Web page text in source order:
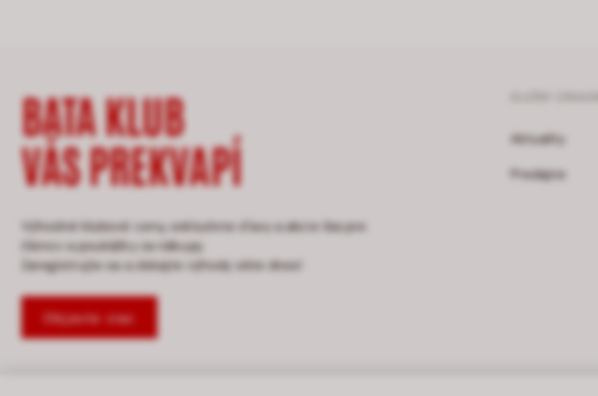
BATA KLUB
VÁS PREKVAPÍ
Výhodné klubové ceny, exkluzívne zľavy a akcie iba pre
členov a poukážky za nákupy.
Zaregistrujte sa a získajte výhody ešte dnes!
Objavte viac
Aktuality
Predajne